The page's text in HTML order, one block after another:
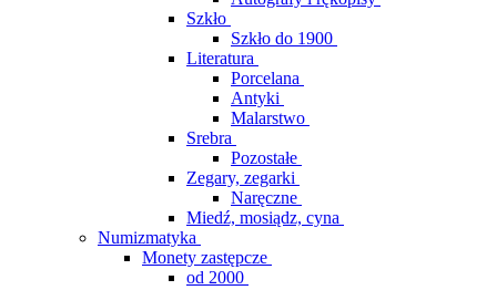
Szkło
Szkło do 1900
Literatura
Porcelana
Antyki
Malarstwo
Srebra
Pozostałe
Zegary, zegarki
Naręczne
Miedź, mosiądz, cyna
Numizmatyka
Monety zastępcze
od 2000